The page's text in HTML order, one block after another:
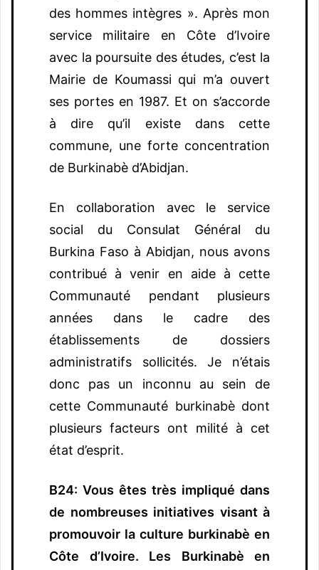
des hommes intègres ». Après mon
service militaire en Côte d’Ivoire
avec la poursuite des études, c’est la
Mairie de Koumassi qui m’a ouvert
ses portes en 1987. Et on s’accorde
à dire qu’il existe dans cette
commune, une forte concentration
de Burkinabè d’Abidjan.
En collaboration avec le service
social du Consulat Général du
Burkina Faso à Abidjan, nous avons
contribué à venir en aide à cette
Communauté pendant plusieurs
années dans le cadre des
établissements de dossiers
administratifs sollicités. Je n’étais
donc pas un inconnu au sein de
cette Communauté burkinabè dont
plusieurs facteurs ont milité à cet
état d’esprit.
B24: Vous êtes très impliqué dans
de nombreuses initiatives visant à
promouvoir la culture burkinabè en
Côte d’Ivoire. Les Burkinabè en